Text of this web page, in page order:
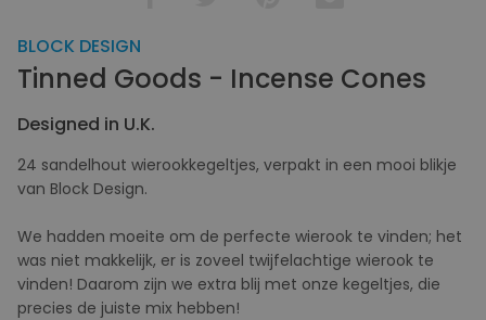
BLOCK DESIGN
Tinned Goods - Incense Cones
Designed in U.K.
24 sandelhout wierookkegeltjes, verpakt in een mooi blikje
van Block Design.
We hadden moeite om de perfecte wierook te vinden; het
was niet makkelijk, er is zoveel twijfelachtige wierook te
vinden! Daarom zijn we extra blij met onze kegeltjes, die
precies de juiste mix hebben!